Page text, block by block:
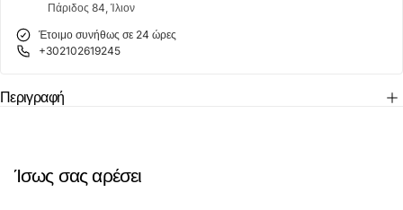
Πάριδος 84, Ίλιον
Έτοιμο συνήθως σε 24 ώρες
+302102619245
Περιγραφή
Ίσως σας αρέσει